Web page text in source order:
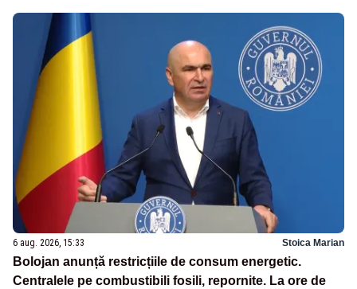
6 aug. 2026, 15:33 Stoica Marian
Bolojan anunță restricțiile de consum energetic.
Centralele pe combustibili fosili, repornite. La ore de